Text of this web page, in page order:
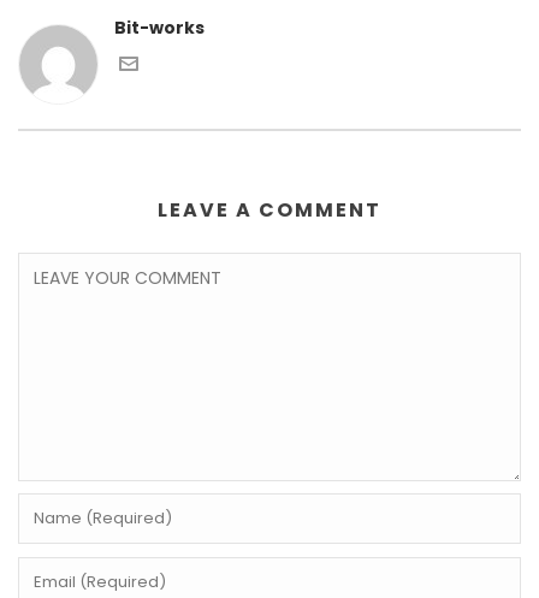
Bit-works
LEAVE A COMMENT